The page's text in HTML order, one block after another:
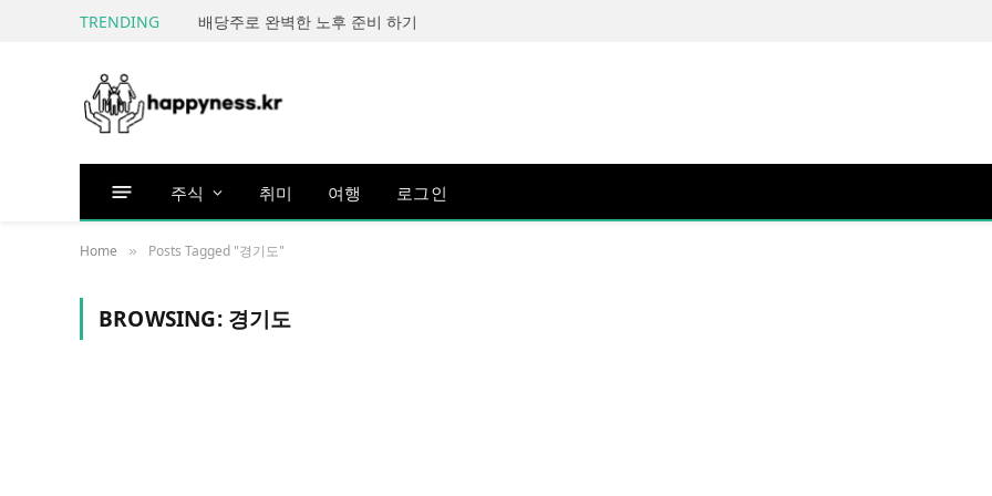
TRENDING 배당주로 완벽한 노후 준비 하기
주식 취미 여행 로그인
Home » Posts Tagged "경기도"
BROWSING: 경기도